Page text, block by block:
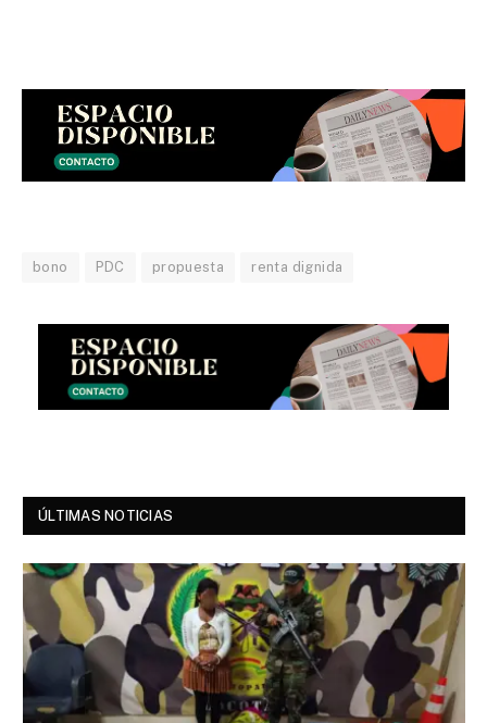
bono PDC propuesta renta dignida
ÚLTIMAS NOTICIAS